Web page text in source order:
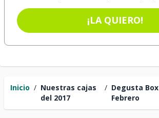
Inicio / Nuestras cajas
del 2017
/ Degusta Box
Febrero
¡LA QUIERO!